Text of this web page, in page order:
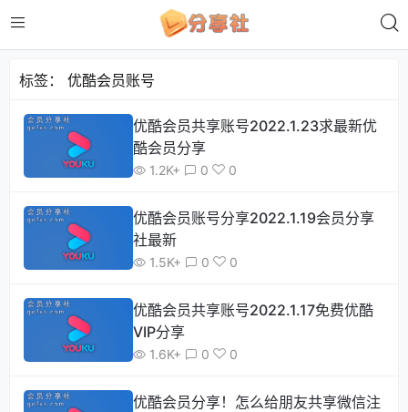
标签： 优酷会员账号
优酷会员共享账号2022.1.23求最新优
酷会员分享
1.2K+ 0 0
优酷会员账号分享2022.1.19会员分享
社最新
1.5K+ 0 0
优酷会员共享账号2022.1.17免费优酷
VIP分享
1.6K+ 0 0
优酷会员分享！怎么给朋友共享微信注